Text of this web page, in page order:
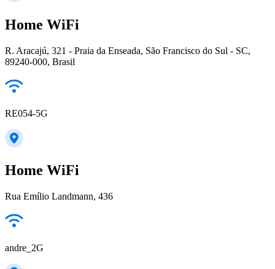
Home WiFi
R. Aracajú, 321 - Praia da Enseada, São Francisco do Sul - SC,
89240-000, Brasil
RE054-5G
Home WiFi
Rua Emílio Landmann, 436
andre_2G